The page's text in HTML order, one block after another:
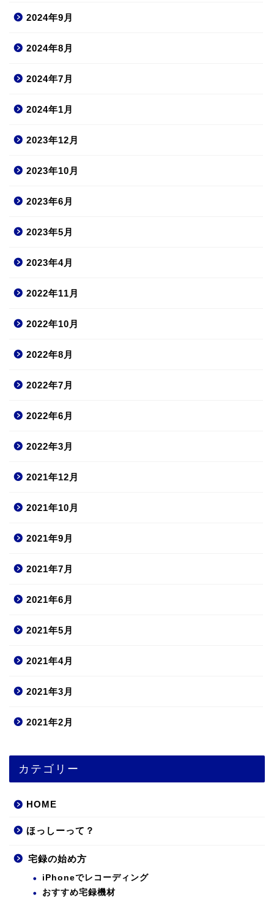
2024年9月
2024年8月
2024年7月
2024年1月
2023年12月
2023年10月
2023年6月
2023年5月
2023年4月
2022年11月
2022年10月
2022年8月
2022年7月
2022年6月
2022年3月
2021年12月
2021年10月
2021年9月
2021年7月
2021年6月
2021年5月
2021年4月
2021年3月
2021年2月
カテゴリー
HOME
ほっしーって？
宅録の始め方
iPhoneでレコーディング
おすすめ宅録機材